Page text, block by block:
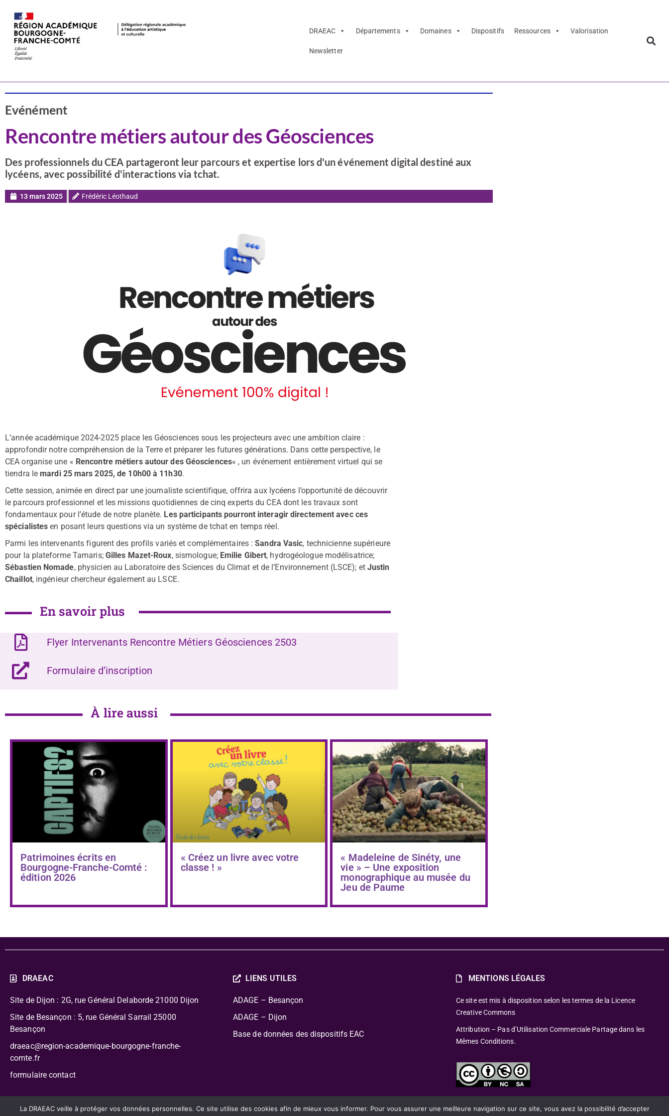
DRAEAC Départements Domaines Dispositifs Ressources Valorisation
Newsletter
Evénément
Rencontre métiers autour des Géosciences
Des professionnels du CEA partageront leur parcours et expertise lors d'un événement digital destiné aux
lycéens, avec possibilité d'interactions via tchat.
13 mars 2025 Frédéric Léothaud
L’année académique 2024-2025 place les Géosciences sous les projecteurs avec une ambition claire :
approfondir notre compréhension de la Terre et préparer les futures générations. Dans cette perspective, le
CEA organise une « Rencontre métiers autour des Géosciences« , un événement entièrement virtuel qui se
tiendra le mardi 25 mars 2025, de 10h00 à 11h30.
Cette session, animée en direct par une journaliste scientifique, offrira aux lycéens l’opportunité de découvrir
le parcours professionnel et les missions quotidiennes de cinq experts du CEA dont les travaux sont
fondamentaux pour l’étude de notre planète. Les participants pourront interagir directement avec ces
spécialistes en posant leurs questions via un système de tchat en temps réel.
Parmi les intervenants figurent des profils variés et complémentaires :Sandra Vasic, technicienne supérieure
pour la plateforme Tamaris; Gilles Mazet-Roux, sismologue; Emilie Gibert, hydrogéologue modélisatrice;
Sébastien Nomade, physicien au Laboratoire des Sciences du Climat et de l’Environnement (LSCE); et Justin
Chaillot, ingénieur chercheur également au LSCE.
En savoir plus
Flyer Intervenants Rencontre Métiers Géosciences 2503
Formulaire d’inscription
À lire aussi
Patrimoines écrits en
Bourgogne-Franche-Comté :
édition 2026
« Créez un livre avec votre
classe ! »
« Madeleine de Sinéty, une
vie » – Une exposition
monographique au musée du
Jeu de Paume
DRAEAC
Site de Dijon : 2G, rue Général Delaborde 21000 Dijon
Site de Besançon : 5, rue Général Sarrail 25000
Besançon
draeac@region-academique-bourgogne-franche-
comte.fr
formulaire contact
LIENS UTILES
ADAGE – Besançon
ADAGE – Dijon
Base de données des dispositifs EAC
MENTIONS LÉGALES
Ce site est mis à disposition selon les termes de la Licence
Creative Commons
Attribution – Pas d’Utilisation Commerciale Partage dans les
Mêmes Conditions.
La DRAEAC veille à protéger vos données personnelles. Ce site utilise des cookies afin de mieux vous informer. Pour vous assurer une meilleure navigation sur ce site, vous avez la possibilité d’accepter